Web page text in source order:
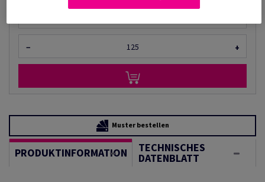
− +
Muster bestellen
PRODUKTINFORMATION TECHNISCHES
DATENBLATT